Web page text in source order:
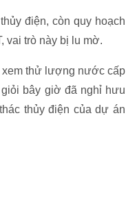
điện, còn quy hoạch
vai trò này bị lu mờ.
xem thử lượng nước cấp
bây giờ đã nghỉ hưu
thủy điện của dự án